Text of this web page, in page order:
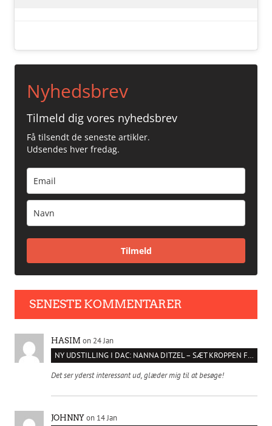
Nyhedsbrev
Tilmeld dig vores nyhedsbrev
Få tilsendt de seneste artikler.
Udsendes hver fredag.
Tilmeld
SENESTE KOMMENTARER
HASIM on 24 Jan
NY UDSTILLING I DAC: NANNA DITZEL – SÆT KROPPEN FRI
Det ser yderst interessant ud, glæder mig til at besøge!
JOHNNY on 14 Jan